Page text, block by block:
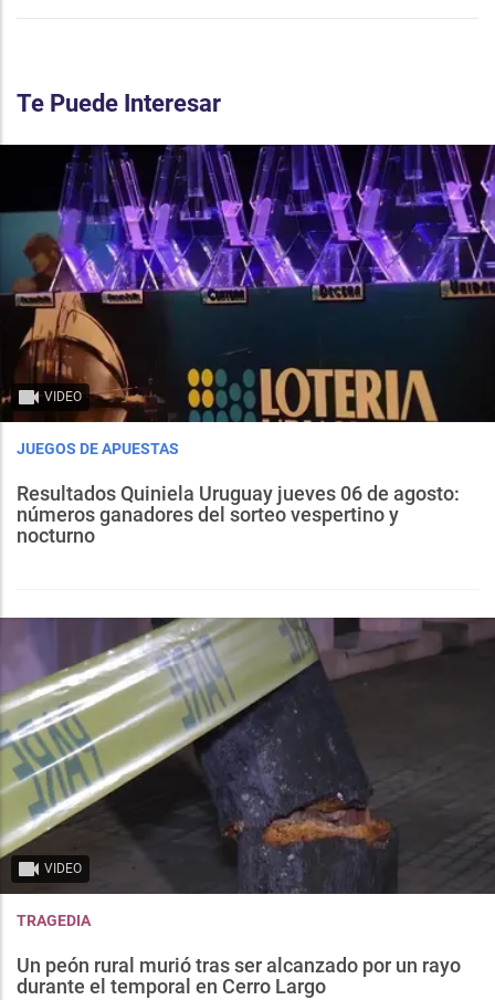
Te Puede Interesar
VIDEO
JUEGOS DE APUESTAS
Resultados Quiniela Uruguay jueves 06 de agosto:
números ganadores del sorteo vespertino y
nocturno
VIDEO
TRAGEDIA
Un peón rural murió tras ser alcanzado por un rayo
durante el temporal en Cerro Largo